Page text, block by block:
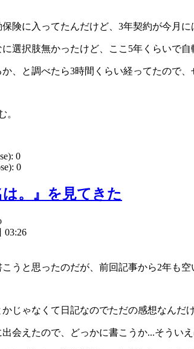
険に入ってたんだけど、3年契約が今月に
選択肢無かったけど、ここ5年くらいで自
、と調べたら3時間くらい経ってたので、
。
0
0
。』を見てきた
03:26
うと思ったのだが、前回記事から2年も
じゃなくて日記なのでただの感想なんだ
会えたので、どっかに書こうか...そうい